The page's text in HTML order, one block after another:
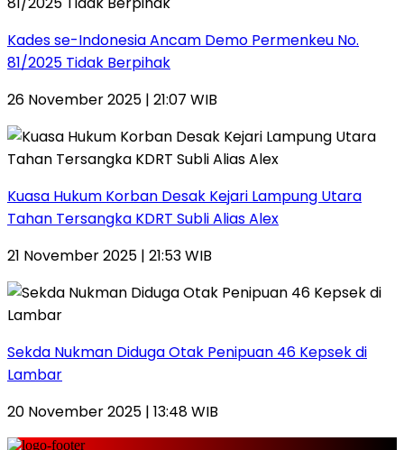
Kades se-Indonesia Ancam Demo Permenkeu No.
81/2025 Tidak Berpihak
26 November 2025 | 21:07 WIB
Kuasa Hukum Korban Desak Kejari Lampung Utara
Tahan Tersangka KDRT Subli Alias Alex
21 November 2025 | 21:53 WIB
Sekda Nukman Diduga Otak Penipuan 46 Kepsek di
Lambar
20 November 2025 | 13:48 WIB